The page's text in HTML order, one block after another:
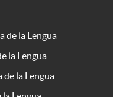
de la Lengua
la Lengua
de la Lengua